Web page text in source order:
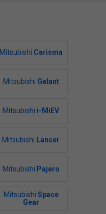
Mitsubishi Carisma
Mitsubishi Galant
Mitsubishi i-MiEV
Mitsubishi Lancer
Mitsubishi Pajero
Mitsubishi Space
Gear